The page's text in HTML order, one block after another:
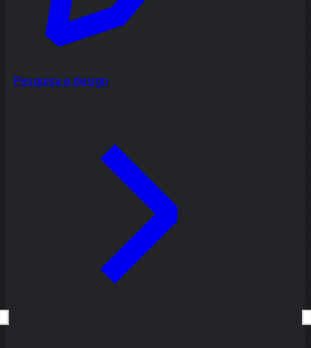
Pesquisa e design